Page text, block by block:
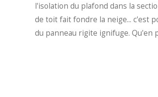
l'isolation du plafond dans la
de toit fait fondre la neige... c'est
du panneau rigite ignifuge. Qu'en